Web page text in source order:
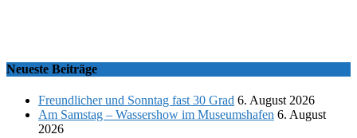
Neueste Beiträge
Freundlicher und Sonntag fast 30 Grad 6. August 2026
Am Samstag – Wassershow im Museumshafen 6. August
2026